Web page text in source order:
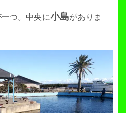
つ。中央に小島がありま